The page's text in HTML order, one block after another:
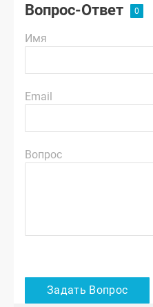
Вопрос-Ответ
Имя
Email
Вопрос